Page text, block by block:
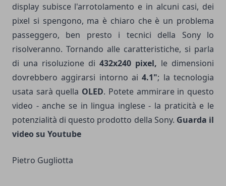
display subisce l'arrotolamento e in alcuni casi, dei
pixel si spengono, ma è chiaro che è un problema
passeggero, ben presto i tecnici della Sony lo
risolveranno. Tornando alle caratteristiche, si parla
di una risoluzione di 432x240 pixel, le dimensioni
dovrebbero aggirarsi intorno ai4.1"; la tecnologia
usata sarà quella OLED. Potete ammirare in questo
video - anche se in lingua inglese - la praticità e le
potenzialità di questo prodotto della Sony. Guarda il
video su Youtube
Pietro Gugliotta